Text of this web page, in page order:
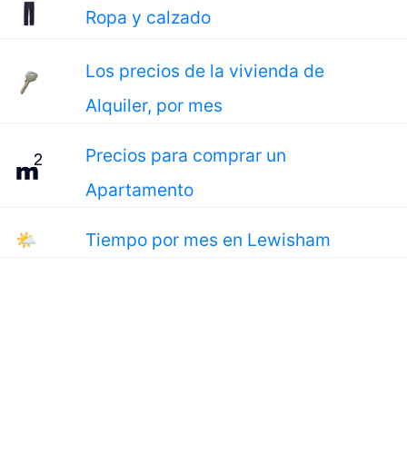
Ropa y calzado
Los precios de la vivienda de
Alquiler, por mes
Precios para comprar un
Apartamento
🌤 Tiempo por mes en Lewisham